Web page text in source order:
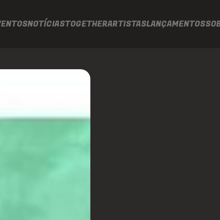
NOTÍCIASTOGETHERARTISTASLANÇAMENTOS